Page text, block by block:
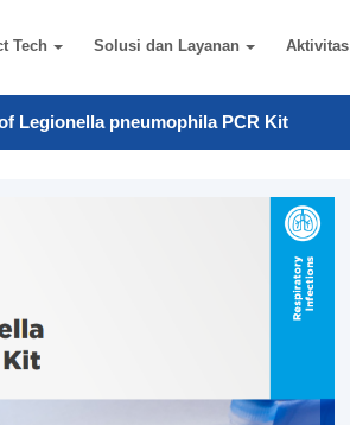
Tech Solusi dan Layanan Aktivitas
Legionella pneumophila PCR Kit